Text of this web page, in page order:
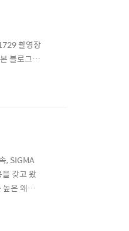
촬영장
블로그의
다.
, SIGMA
갖고 왔
은 왜곡
Lover